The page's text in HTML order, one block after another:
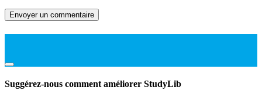
Envoyer un commentaire
Suggérez-nous comment améliorer StudyLib